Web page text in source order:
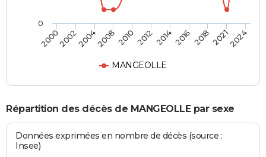
MANGEOLLE
20002002200420082010 201220142016 201820212024
0
Répartition des décès de MANGEOLLE par sexe
Données exprimées en nombre de décès (source :
Insee)